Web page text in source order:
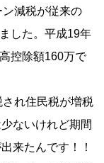
減税が従来の
した。平成19年
控除額160万で
れ住民税が増税
ないけれど期間
来たんです！！